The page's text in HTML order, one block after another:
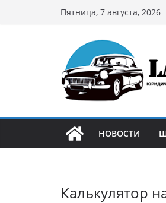
Пятница, 7 августа, 2026
НОВОСТИ
Калькулятор